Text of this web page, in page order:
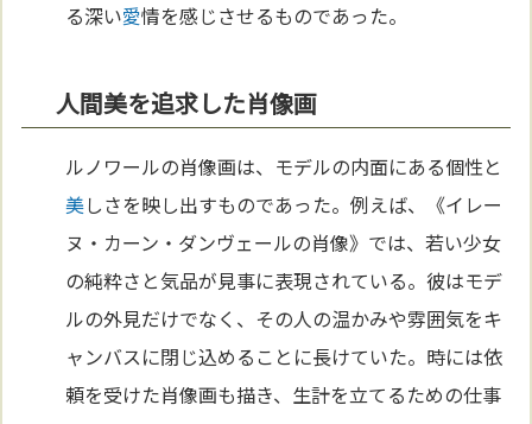
る深い愛情を感じさせるものであった。
人間美を追求した肖像画
ルノワールの肖像画は、モデルの内面にある個性と
美しさを映し出すものであった。例えば、《イレー
ヌ・カーン・ダンヴェールの肖像》では、若い少女
の純粋さと気品が見事に表現されている。彼はモデ
ルの外見だけでなく、その人の温かみや雰囲気をキ
ャンバスに閉じ込めることに長けていた。時には依
頼を受けた肖像画も描き、生計を立てるための仕事